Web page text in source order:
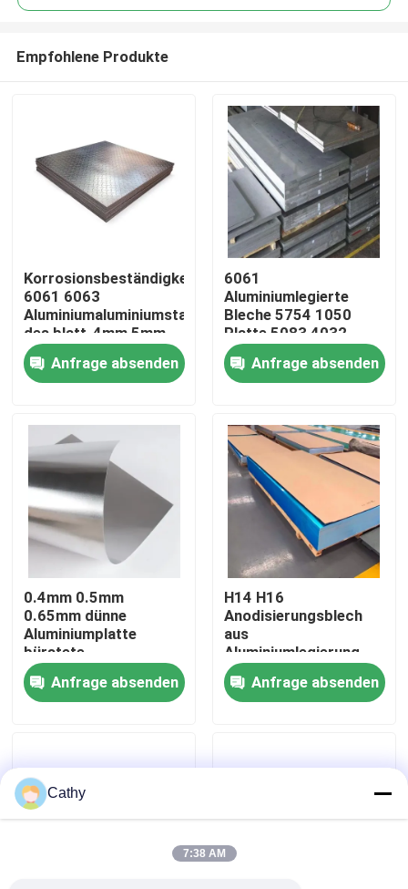
Zu Hause
Über uns
Werksbesichtigung
Qualitätskontrolle
Kontakt mit uns
Neuigkeiten
Rechtssachen
Bitte um ein Angebot
Empfohlene Produkte
Korrosionsbeständigkeit
6061 6063
Aluminiumaluminiumstahlplatte
des blatt-4mm 5mm
T6
Anfrage absenden
6061
Aluminiumlegierte
Bleche 5754 1050
Platte 5083 4032
5052 500-2000 mm
Anfrage absenden
0.4mm 0.5mm
0.65mm dünne
Aluminiumplatte
bürstete
Aluminiumblatt ASTM
ISO Anfrage absenden
H14 H16
Anodisierungsblech
aus
Aluminiumlegierung
5052 5083 0,25-4,5
mm Anfrage absenden
Cathy
7:38 AM